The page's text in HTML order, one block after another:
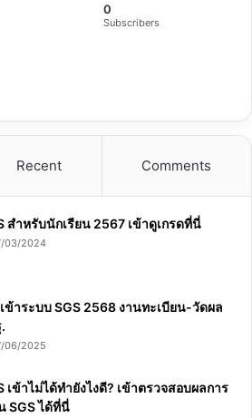
0
Subscribers
Recent Comments
สําหรับนักเรียน 2567 เข้าดูเกรดที่นี่
03/2024
ข้าระบบ SGS 2568 งานทะเบียน-วัดผล
06/2025
เข้าไม่ได้ทำยังไงดี? เข้าตรวจสอบผลการ
SGS ได้ที่นี่